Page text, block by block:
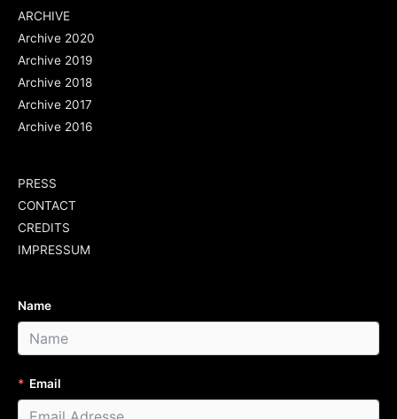
ARCHIVE
Archive 2020
Archive 2019
Archive 2018
Archive 2017
Archive 2016
PRESS
CONTACT
CREDITS
IMPRESSUM
Name
Email